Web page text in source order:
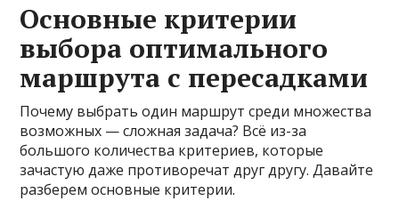
Основные критерии
выбора оптимального
маршрута с пересадками
Почему выбрать один маршрут среди множества
возможных — сложная задача? Всё из-за
большого количества критериев, которые
зачастую даже противоречат друг другу. Давайте
разберем основные критерии.